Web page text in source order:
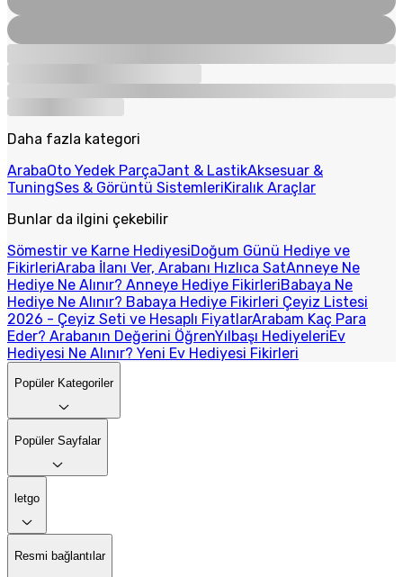
Daha fazla kategori
ArabaOto Yedek ParçaJant & LastikAksesuar &
TuningSes & Görüntü SistemleriKiralık Araçlar
Bunlar da ilgini çekebilir
Sömestir ve Karne HediyesiDoğum Günü Hediye ve
FikirleriAraba İlanı Ver, Arabanı Hızlıca SatAnneye Ne
Hediye Ne Alınır? Anneye Hediye FikirleriBabaya Ne
Hediye Ne Alınır? Babaya Hediye Fikirleri Çeyiz Listesi
2026 - Çeyiz Seti ve Hesaplı FiyatlarArabam Kaç Para
Eder? Arabanın Değerini ÖğrenYılbaşı HediyeleriEv
Hediyesi Ne Alınır? Yeni Ev Hediyesi Fikirleri
Popüler Kategoriler
Popüler Sayfalar
letgo
Resmi bağlantılar